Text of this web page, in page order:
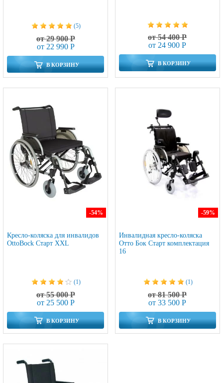
(5)
от 29 900 Р
от 22 990 Р
В КОРЗИНУ
от 54 400 Р
от 24 900 Р
В КОРЗИНУ
-54%
Кресло-коляска для инвалидов
OttoBock Старт XXL
(1)
от 55 000 Р
от 25 500 Р
В КОРЗИНУ
-59%
Инвалидная кресло-коляска
Отто Бок Старт комплектация
16
(1)
от 81 500 Р
от 33 500 Р
В КОРЗИНУ